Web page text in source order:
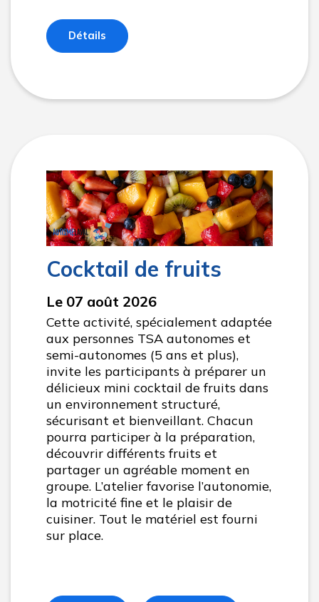
Détails
Cocktail de fruits
Le 07 août 2026
Cette activité, spécialement adaptée
aux personnes TSA autonomes et
semi-autonomes (5 ans et plus),
invite les participants à préparer un
délicieux mini cocktail de fruits dans
un environnement structuré,
sécurisant et bienveillant. Chacun
pourra participer à la préparation,
découvrir différents fruits et
partager un agréable moment en
groupe. L’atelier favorise l’autonomie,
la motricité fine et le plaisir de
cuisiner. Tout le matériel est fourni
sur place.